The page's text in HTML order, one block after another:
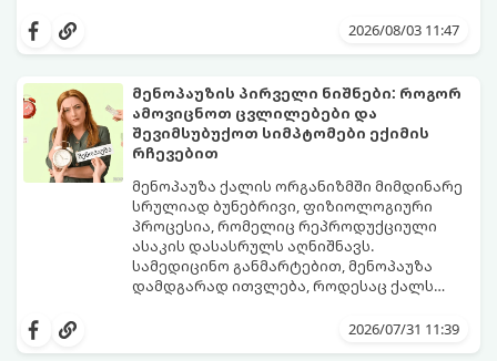
2026/08/03 11:47
მენოპაუზის პირველი ნიშნები: როგორ
ამოვიცნოთ ცვლილებები და
შევიმსუბუქოთ სიმპტომები ექიმის
რჩევებით
მენოპაუზა ქალის ორგანიზმში მიმდინარე
სრულიად ბუნებრივი, ფიზიოლოგიური
პროცესია, რომელიც რეპროდუქციული
ასაკის დასასრულს აღნიშნავს.
სამედიცინო განმარტებით, მენოპაუზა
დამდგარად ითვლება, როდესაც ქალს
ცვლილებები ამ მომენტამდე ბევრად ადრე
2026/07/31 11:39